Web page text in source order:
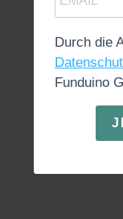
Durch die
Funduino